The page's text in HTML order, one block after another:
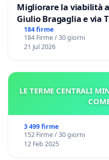
Migliorare la viabilità
Giulio Bragaglia e via
ROMA
184 firme
184 Firme / 30 giorni
21 Jul 2026
LE TERME CENTRALI
3 499 firme
152 Firme / 30 giorni
12 Feb 2025